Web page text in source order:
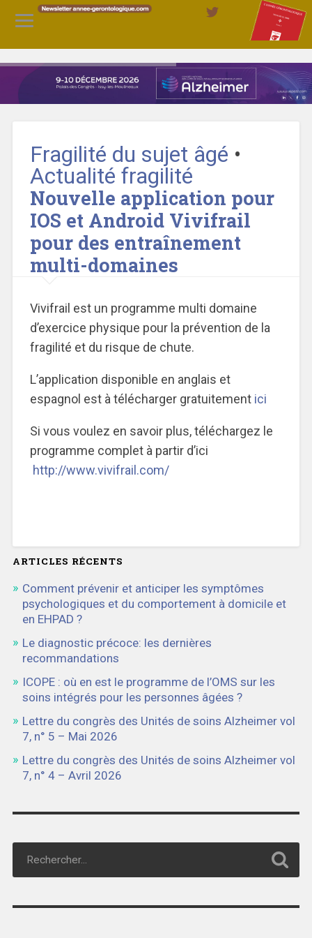
Fragilité du sujet âgé •
Actualité fragilité
Nouvelle application pour
IOS et Android Vivifrail
pour des entraînement
multi-domaines
Vivifrail est un programme multi domaine
d’exercice physique pour la prévention de la
fragilité et du risque de chute.
L’application disponible en anglais et
espagnol est à télécharger gratuitement ici
Si vous voulez en savoir plus, téléchargez le
programme complet à partir d’ici
http://www.vivifrail.com/
ARTICLES RÉCENTS
Comment prévenir et anticiper les symptômes
psychologiques et du comportement à domicile et
en EHPAD ?
Le diagnostic précoce: les dernières
recommandations
ICOPE : où en est le programme de l’OMS sur les
soins intégrés pour les personnes âgées ?
Lettre du congrès des Unités de soins Alzheimer vol
7, n° 5 – Mai 2026
Lettre du congrès des Unités de soins Alzheimer vol
7, n° 4 – Avril 2026